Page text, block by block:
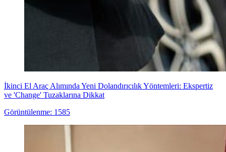
İkinci El Araç Alımında Yeni Dolandırıcılık Yöntemleri: Ekspertiz
ve 'Change' Tuzaklarına Dikkat
Görüntülenme: 1585